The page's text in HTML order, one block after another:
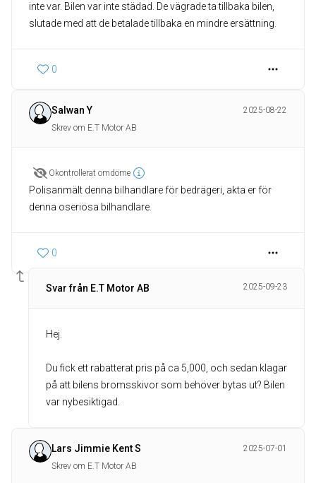
inte var. Bilen var inte städad. De vägrade ta tillbaka bilen,
slutade med att de betalade tillbaka en mindre ersättning.
0
Salwan Y
2025-08-22
Skrev om E.T Motor AB
Okontrollerat omdöme
Polisanmält denna bilhandlare för bedrägeri, akta er för
denna oseriösa bilhandlare.
0
Svar från E.T Motor AB 2025-09-23
Hej.
Du fick ett rabatterat pris på ca 5,000, och sedan klagar
på att bilens bromsskivor som behöver bytas ut? Bilen
Lars Jimmie Kent S
2025-07-01
Skrev om E.T Motor AB